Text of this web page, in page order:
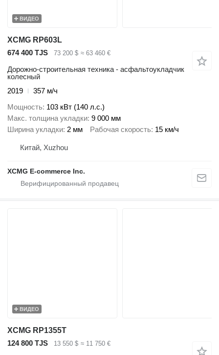
ВИДЕО
XCMG RP603L
674 400 TJS
73 200 $ ≈ 63 460 €
Дорожно-строительная техника - асфальтоукладчик
колесный
2019
357 м/ч
Мощность 103 кВт (140 л.с.)
Макс. толщина укладки 9 000 мм
Ширина укладки 2 мм Рабочая скорость 15 км/ч
Китай, Xuzhou
XCMG E-commerce Inc.
ВИДЕО
XCMG RP1355T
124 800 TJS
13 550 $ ≈ 11 750 €